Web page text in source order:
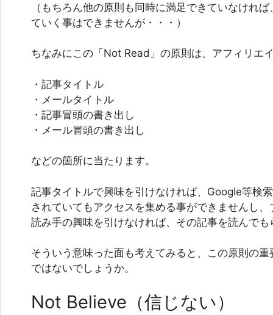
（もちろん他の原則も同時に満足できていなけれ
ていく事はできませんが・・・）
ちなみにこの「Not Read」の原則は、アフィリエ
・記事タイトル
・メールタイトル
・記事冒頭の書き出し
・メール冒頭の書き出し
などの箇所に当たります。
記事タイトルで興味を引けなければ、Google等検
されていてもアクセスを集める事ができませんし
読み手の興味を引けなければ、その記事を読んで
そういう意味った面も考えてみると、この原則の
ではないでしょうか。
Not Believe（信じない）